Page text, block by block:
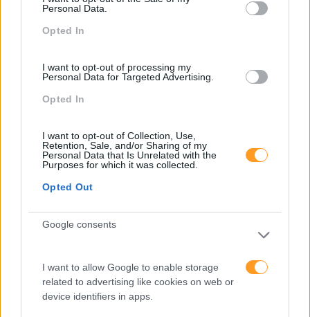
Personal Data.
Opted In
I want to opt-out of processing my
Personal Data for Targeted Advertising.
Opted In
I want to opt-out of Collection, Use,
Retention, Sale, and/or Sharing of my
Personal Data that Is Unrelated with the
Purposes for which it was collected.
Opted Out
Google consents
I want to allow Google to enable storage
related to advertising like cookies on web or
device identifiers in apps.
PARA APRENDER DE OUTRA MANEIRA
estratégias degamification são cada vez mais
conhecidas como uma alavanca importante para